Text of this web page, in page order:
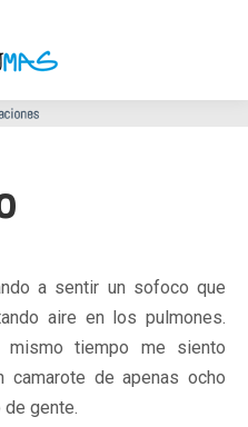
a sentir un sofoco que
aire en los pulmones.
tiempo me siento
de apenas ocho
gente.